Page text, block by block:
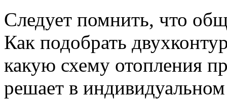
Следует помнить, что
Как подобрать
какую схему отопления
решает в